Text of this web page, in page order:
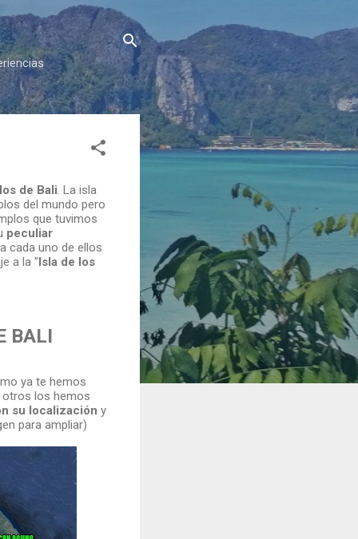
de Bali . La isla
del mundo pero
que tuvimos
peculiar
cada uno de ellos
a la "Isla de los
BALI
ya te hemos
los hemos
su localización y
para ampliar)